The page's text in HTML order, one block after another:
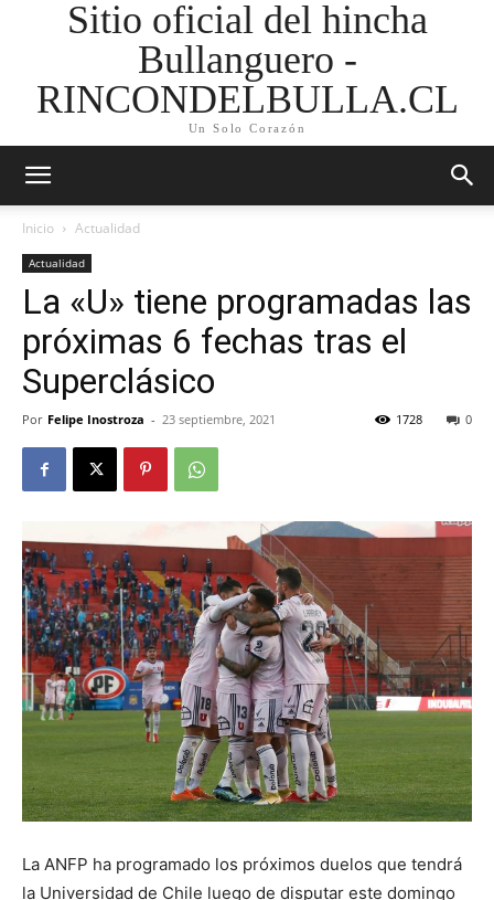
Sitio oficial del hincha
Bullanguero -
RINCONDELBULLA.CL
Un Solo Corazón
Inicio Actualidad
Actualidad
La «U» tiene programadas las
próximas 6 fechas tras el
Superclásico
Por Felipe Inostroza - 23 septiembre, 2021 0
1728
La ANFP ha programado los próximos duelos que tendrá
la Universidad de Chile luego de disputar este domingo